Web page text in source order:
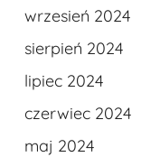
wrzesień 2024
sierpień 2024
lipiec 2024
czerwiec 2024
maj 2024